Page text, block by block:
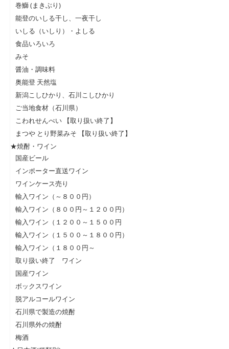
巻鰤 (まきぶり)
能登のいしる干し、一夜干し
いしる（いしり）・よしる
食品いろいろ
みそ
醤油・調味料
奥能登 天然塩
新潟こしひかり、石川こしひかり
ご当地食材（石川県）
こわれせんべい 【取り扱い終了】
まつや とり野菜みそ 【取り扱い終了】
★焼酎・ワイン
国産ビール
インポーター直送ワイン
ワインケース売り
輸入ワイン（～８００円）
輸入ワイン（８００円～１２００円）
輸入ワイン（１２００～１５００円
輸入ワイン（１５００～１８００円）
輸入ワイン（１８００円～
取り扱い終了 ワイン
国産ワイン
ボックスワイン
脱アルコールワイン
石川県で製造の焼酎
石川県外の焼酎
梅酒